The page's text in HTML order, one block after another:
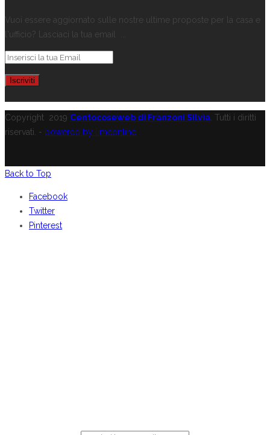
Vuoi essere aggiornato sulle nostre ultime proposte per la casa e
l'ufficio? Lasciaci la tua email ...
Copyright 2019 Centocoseweb di Franzoni Silvia. Tutti i diritti
riservati. - powered by limeonline
Back to Top
Facebook
Twitter
Pinterest